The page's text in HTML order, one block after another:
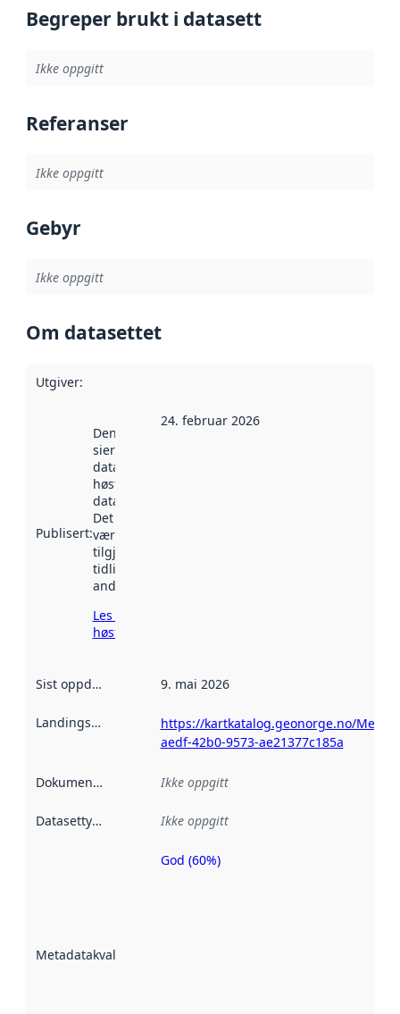
Begreper brukt i datasett
Ikke oppgitt
Referanser
Ikke oppgitt
Gebyr
Ikke oppgitt
Om datasettet
Utgiver:
Publisert:
Denne datoen
sier når
datasettet ble
høstet av
data.norge.no.
Det kan ha
vært
tilgjengelig
tidligere
andre steder.
Les mer om
høsting her
24. februar 2026
Sist oppdatert 9. mai 2026
Landingsside
https://kartkatalog.geonorge.no/
aedf-42b0-9573-ae21377c185a
Dokumentasjon Ikke oppgitt
Datasettype Ikke oppgitt
Metadatakvalitet
Metadatakvalitet
God (60%)